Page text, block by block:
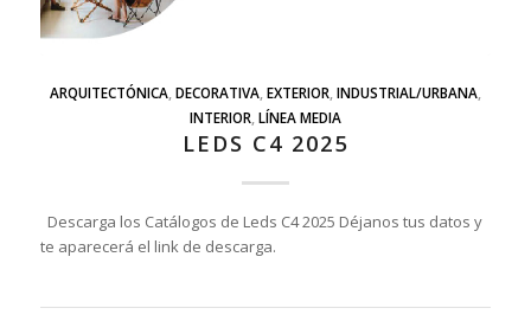
ARQUITECTÓNICA,DECORATIVA,EXTERIOR,INDUSTRIAL/URBANA,
INTERIOR,LÍNEA MEDIA
LEDS C4 2025
Descarga los Catálogos de Leds C4 2025 Déjanos tus datos y
te aparecerá el link de descarga.